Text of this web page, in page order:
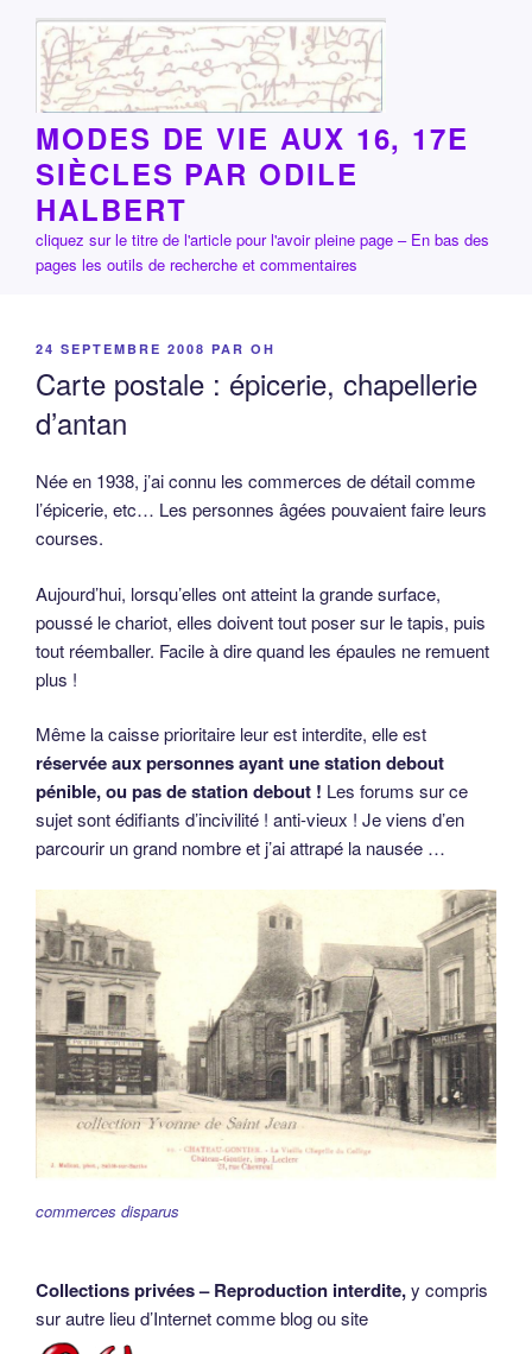
contenu
principal
MODES DE VIE AUX 16, 17E
SIÈCLES PAR ODILE
HALBERT
cliquez sur le titre de l'article pour l'avoir pleine page – En bas des
pages les outils de recherche et commentaires
PUBLIÉ
24 SEPTEMBRE 2008 PAR OH
Carte postale : épicerie, chapellerie
d’antan
Née en 1938, j’ai connu les commerces de détail comme
l’épicerie, etc… Les personnes âgées pouvaient faire leurs
courses.
Aujourd’hui, lorsqu’elles ont atteint la grande surface,
poussé le chariot, elles doivent tout poser sur le tapis, puis
tout réemballer. Facile à dire quand les épaules ne remuent
plus !
Même la caisse prioritaire leur est interdite, elle est
réservée aux personnes ayant une station debout
pénible, ou pas de station debout ! Les forums sur ce
sujet sont édifiants d’incivilité ! anti-vieux ! Je viens d’en
parcourir un grand nombre et j’ai attrapé la nausée …
commerces disparus
Collections privées – Reproduction interdite,y compris
sur autre lieu d’Internet comme blog ou site